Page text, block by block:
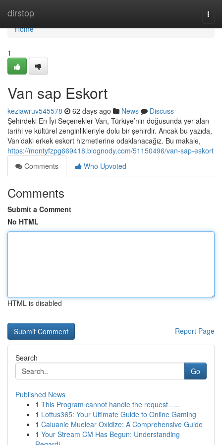
dirstop
Home
Home
1
Van sap Eskort
keziawruv545578 62 days ago News
Discuss
Şehirdeki En İyi Seçenekler Van, Türkiye’nin doğusunda yer alan
tarihi ve kültürel zenginlikleriyle dolu bir şehirdir. Ancak bu yazıda,
Van’daki erkek eskort hizmetlerine odaklanacağız. Bu makale,
https://montyfzpg669418.blognody.com/51150496/van-sap-eskort
Comments
Who Upvoted
Comments
Submit a Comment
No HTML
HTML is disabled
Report Page
Search
Go
Published News
1 This Program cannot handle the request . ...
1 Lottus365: Your Ultimate Guide to Online Gaming
1 Caluanie Muelear Oxidize: A Comprehensive Guide
1 Your Stream CM Has Begun: Understanding